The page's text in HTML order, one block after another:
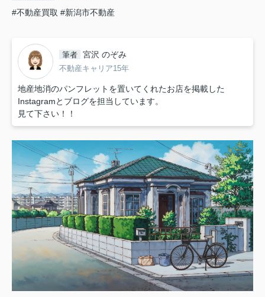
#不動産買取 #新潟市不動産
筆者 宮沢 のぞみ
不動産キャリア15年
地産地消のパンフレットを置いてくれたお店を掲載した
Instagramとブログを担当しています。
見て下さい！！